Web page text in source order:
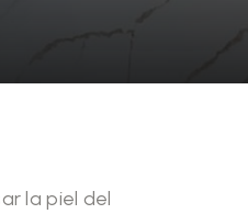
la piel del